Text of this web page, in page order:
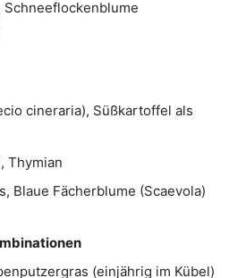
Schneeflockenblume
cineraria), Süßkartoffel als
Thymian
Blaue Fächerblume (Scaevola)
(einjährig im Kübel)